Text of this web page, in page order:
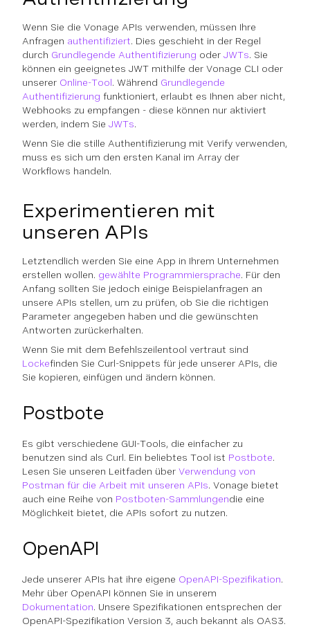
Wenn Sie die Vonage APIs verwenden, müssen Ihre
Anfragen authentifiziert. Dies geschieht in der Regel
durch Grundlegende Authentifizierung oder JWTs. Sie
können ein geeignetes JWT mithilfe der Vonage CLI oder
unserer Online-Tool. Während Grundlegende
Authentifizierung funktioniert, erlaubt es Ihnen aber nicht,
Webhooks zu empfangen - diese können nur aktiviert
werden, indem Sie JWTs.
Wenn Sie die stille Authentifizierung mit Verify verwenden,
muss es sich um den ersten Kanal im Array der
Workflows handeln.
Experimentieren mit
unseren APIs
Letztendlich werden Sie eine App in Ihrem Unternehmen
erstellen wollen. gewählte Programmiersprache. Für den
Anfang sollten Sie jedoch einige Beispielanfragen an
unsere APIs stellen, um zu prüfen, ob Sie die richtigen
Parameter angegeben haben und die gewünschten
Antworten zurückerhalten.
Wenn Sie mit dem Befehlszeilentool vertraut sind
Lockefinden Sie Curl-Snippets für jede unserer APIs, die
Sie kopieren, einfügen und ändern können.
Postbote
Es gibt verschiedene GUI-Tools, die einfacher zu
benutzen sind als Curl. Ein beliebtes Tool ist Postbote.
Lesen Sie unseren Leitfaden über Verwendung von
Postman für die Arbeit mit unseren APIs. Vonage bietet
auch eine Reihe von Postboten-Sammlungendie eine
Möglichkeit bietet, die APIs sofort zu nutzen.
OpenAPI
Jede unserer APIs hat ihre eigene OpenAPI-Spezifikation.
Mehr über OpenAPI können Sie in unserem
Dokumentation. Unsere Spezifikationen entsprechen der
OpenAPI-Spezifikation Version 3, auch bekannt als OAS3.